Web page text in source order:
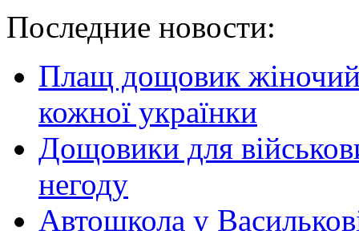
Последние новости:
Плащ дощовик
кожної українки
Дощовики для
негоду
Автошкола у